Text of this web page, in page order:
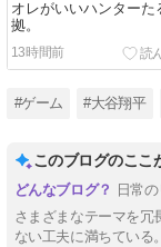
オレがいいハンターた
拠。
13時間前
#ゲーム #大谷翔平
このブログのここ
日常
さまざまなテーマを冗
ない工夫に満ちている